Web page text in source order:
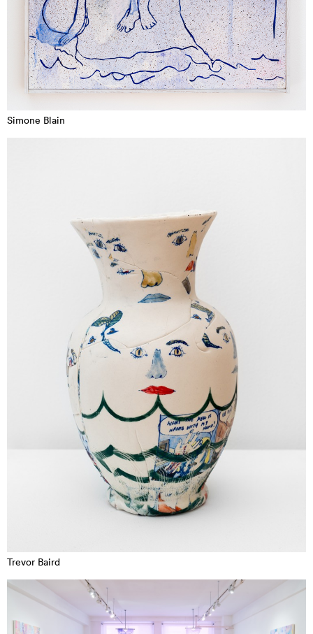
Simone Blain
Trevor Baird